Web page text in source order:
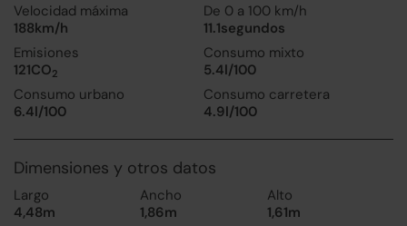
Velocidad máxima
188km/h
De 0 a 100 km/h
11.1segundos
Emisiones
121CO2
Consumo mixto
5.4l/100
Consumo urbano
6.4l/100
Consumo carretera
4.9l/100
Dimensiones y otros datos
Largo
4,48m
Ancho
1,86m
Alto
1,61m